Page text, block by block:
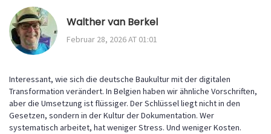
Walther van Berkel
Februar 28, 2026 AT 01:01
Interessant, wie sich die deutsche Baukultur mit der digitalen
Transformation verändert. In Belgien haben wir ähnliche Vorschriften,
aber die Umsetzung ist flüssiger. Der Schlüssel liegt nicht in den
Gesetzen, sondern in der Kultur der Dokumentation. Wer
systematisch arbeitet, hat weniger Stress. Und weniger Kosten.